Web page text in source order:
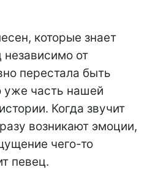
которые знает
от
перестала быть
уже часть нашей
Когда звучит
возникают эмоции,
чего-то
певец.